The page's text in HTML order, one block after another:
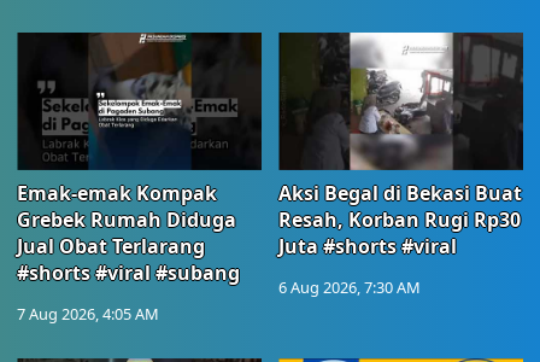
Emak-emak Kompak
Grebek Rumah Diduga
Jual Obat Terlarang
#shorts #viral #subang
7 Aug 2026, 4:05 AM
Aksi Begal di Bekasi Buat
Resah, Korban Rugi Rp30
Juta #shorts #viral
6 Aug 2026, 7:30 AM